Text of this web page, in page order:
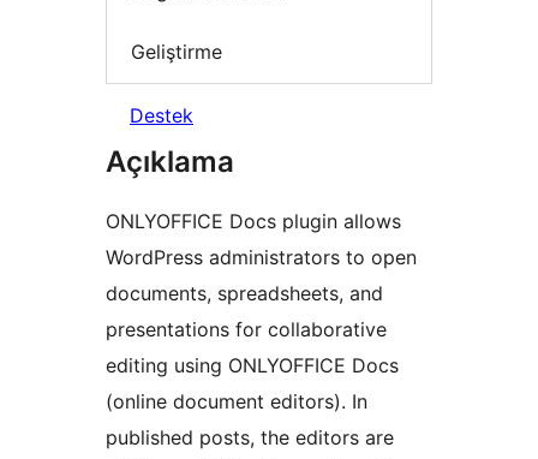
Geliştirme
Destek
Açıklama
ONLYOFFICE Docs plugin allows
WordPress administrators to open
documents, spreadsheets, and
presentations for collaborative
editing using ONLYOFFICE Docs
(online document editors). In
published posts, the editors are